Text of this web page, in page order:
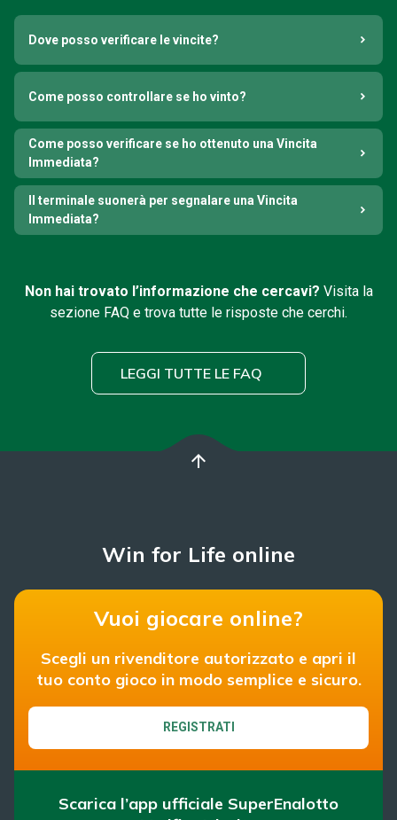
Dove posso verificare le vincite?
Come posso controllare se ho vinto?
Come posso verificare se ho ottenuto una Vincita
Immediata?
Il terminale suonerà per segnalare una Vincita
Immediata?
Non hai trovato l’informazione che cercavi? Visita la
sezione FAQ e trova tutte le risposte che cerchi.
LEGGI TUTTE LE FAQ
arrow_upward
Win for Life online
Vuoi giocare online?
Scegli un rivenditore autorizzato e apri il
tuo conto gioco in modo semplice e sicuro.
REGISTRATI
Scarica l’app ufficiale SuperEnalotto